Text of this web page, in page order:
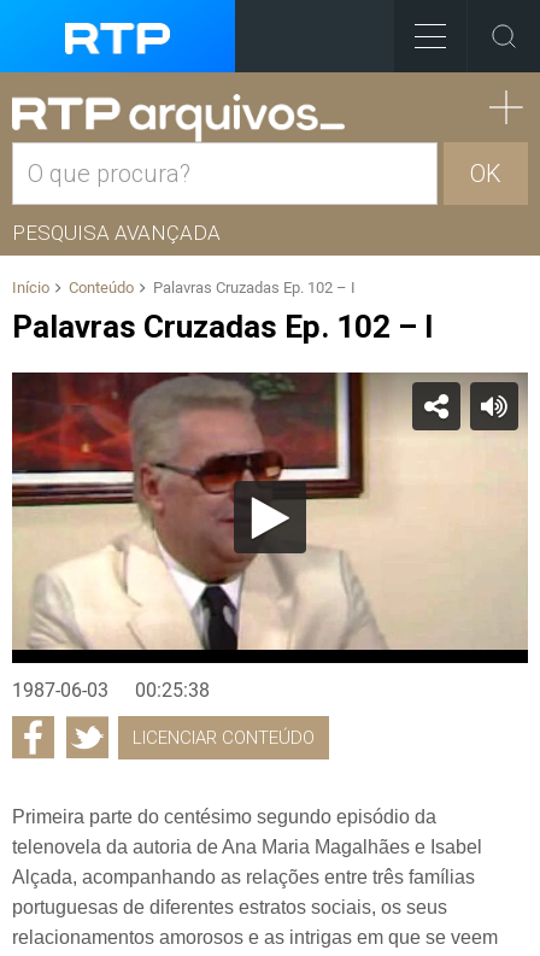
OK
PESQUISA AVANÇADA
Início Conteúdo Palavras Cruzadas Ep. 102 – I
Palavras Cruzadas Ep. 102 – I
1987-06-03 00:25:38
LICENCIAR CONTEÚDO
Primeira parte do centésimo segundo episódio da
telenovela da autoria de Ana Maria Magalhães e Isabel
Alçada, acompanhando as relações entre três famílias
portuguesas de diferentes estratos sociais, os seus
relacionamentos amorosos e as intrigas em que se veem